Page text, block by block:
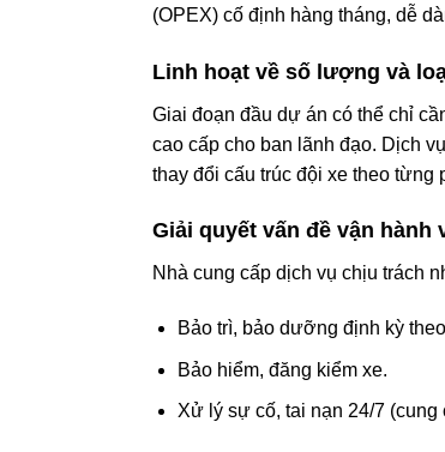
(OPEX) cố định hàng tháng, dễ
Linh hoạt về số lượng và
Giai đoạn đầu dự án có thể chỉ
cao cấp cho ban lãnh đạo. Dịch vụ
thay đổi cấu trúc đội xe theo từng
Giải quyết vấn đề vận hành
Nhà cung cấp dịch vụ chịu trách
Bảo trì, bảo dưỡng định kỳ
Bảo hiểm, đăng kiểm xe.
Xử lý sự cố, tai nạn 24/7 (cung